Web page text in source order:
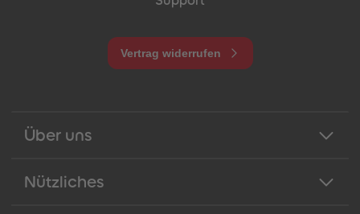
Vertrag widerrufen
Über uns
Nützliches